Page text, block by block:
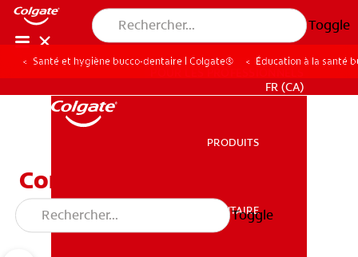
Toggle
SANTÉ BUCCO-DENTAIRE
FR (CA)
PRODUITS
SANTÉ BUCCO-DENTAIRE
Toggle
Santé et hygiène bucco-dentaire | Colgate® Éducation à la santé
Comment gérer l’haleine
d’alcool